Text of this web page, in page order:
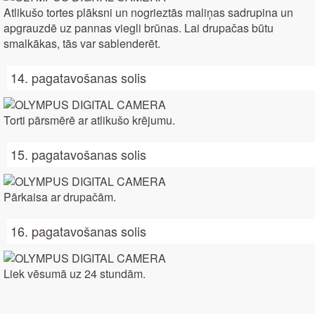
Atlikušo tortes plāksni un nogrieztās maliņas sadrupina un
apgrauzdē uz pannas viegli brūnas. Lai drupačas būtu
smalkākas, tās var sablenderēt.
14. pagatavošanas solis
Torti pārsmērē ar atlikušo krējumu.
15. pagatavošanas solis
Pārkaisa ar drupačām.
16. pagatavošanas solis
Liek vēsumā uz 24 stundām.